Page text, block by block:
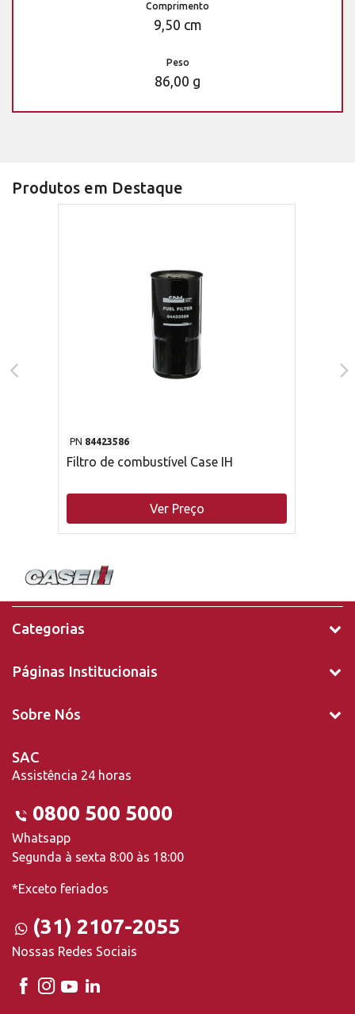
Comprimento
9,50 cm
Peso
86,00 g
Produtos em Destaque
PN 84423586
Filtro de combustível Case IH
Ver Preço
Categorias
Páginas Institucionais
Sobre Nós
SAC
Assistência 24 horas
0800 500 5000
Whatsapp
Segunda à sexta 8:00 às 18:00
*Exceto feriados
(31) 2107-2055
Nossas Redes Sociais